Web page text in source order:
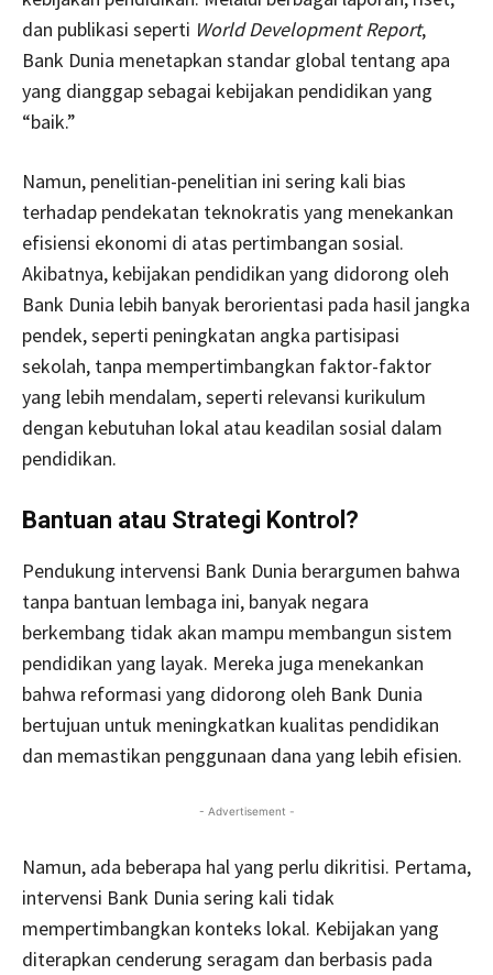
dan publikasi seperti World Development Report,
Bank Dunia menetapkan standar global tentang apa
yang dianggap sebagai kebijakan pendidikan yang
“baik.”
Namun, penelitian-penelitian ini sering kali bias
terhadap pendekatan teknokratis yang menekankan
efisiensi ekonomi di atas pertimbangan sosial.
Akibatnya, kebijakan pendidikan yang didorong oleh
Bank Dunia lebih banyak berorientasi pada hasil jangka
pendek, seperti peningkatan angka partisipasi
sekolah, tanpa mempertimbangkan faktor-faktor
yang lebih mendalam, seperti relevansi kurikulum
dengan kebutuhan lokal atau keadilan sosial dalam
pendidikan.
Bantuan atau Strategi Kontrol?
Pendukung intervensi Bank Dunia berargumen bahwa
tanpa bantuan lembaga ini, banyak negara
berkembang tidak akan mampu membangun sistem
pendidikan yang layak. Mereka juga menekankan
bahwa reformasi yang didorong oleh Bank Dunia
bertujuan untuk meningkatkan kualitas pendidikan
dan memastikan penggunaan dana yang lebih efisien.
- Advertisement -
Namun, ada beberapa hal yang perlu dikritisi. Pertama,
intervensi Bank Dunia sering kali tidak
mempertimbangkan konteks lokal. Kebijakan yang
diterapkan cenderung seragam dan berbasis pada